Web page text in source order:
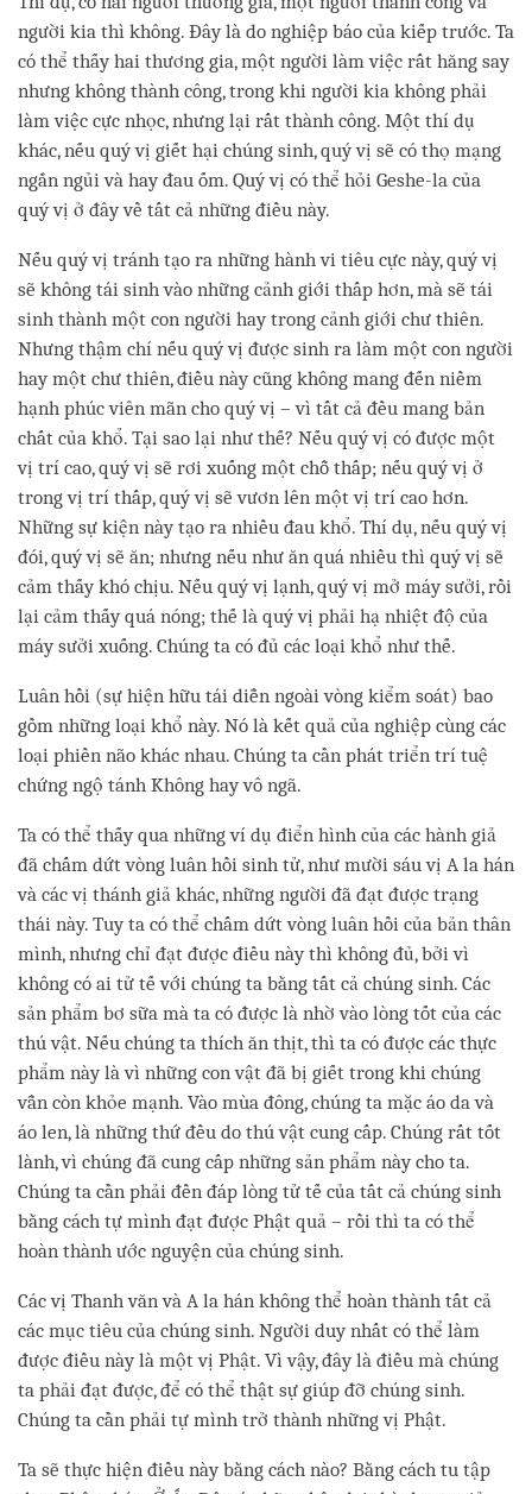
người kia thì không. Đây là do nghiệp báo của kiếp trước. Ta
có thể thấy hai thương gia, một người làm việc rất hăng say
nhưng không thành công, trong khi người kia không phải
làm việc cực nhọc, nhưng lại rất thành công. Một thí dụ
khác, nếu quý vị giết hại chúng sinh, quý vị sẽ có thọ mạng
ngắn ngủi và hay đau ốm. Quý vị có thể hỏi Geshe-la của
quý vị ở đây về tất cả những điều này.
Nếu quý vị tránh tạo ra những hành vi tiêu cực này, quý vị
sẽ không tái sinh vào những cảnh giới thấp hơn, mà sẽ tái
sinh thành một con người hay trong cảnh giới chư thiên.
Nhưng thậm chí nếu quý vị được sinh ra làm một con người
hay một chư thiên, điều này cũng không mang đến niềm
hạnh phúc viên mãn cho quý vị – vì tất cả đều mang bản
chất của khổ. Tại sao lại như thế? Nếu quý vị có được một
vị trí cao, quý vị sẽ rơi xuống một chỗ thấp; nếu quý vị ở
trong vị trí thấp, quý vị sẽ vươn lên một vị trí cao hơn.
Những sự kiện này tạo ra nhiều đau khổ. Thí dụ, nếu quý vị
đói, quý vị sẽ ăn; nhưng nếu như ăn quá nhiều thì quý vị sẽ
cảm thấy khó chịu. Nếu quý vị lạnh, quý vị mở máy sưởi, rồi
lại cảm thấy quá nóng; thế là quý vị phải hạ nhiệt độ của
máy sưởi xuống. Chúng ta có đủ các loại khổ như thế.
Luân hồi (sự hiện hữu tái diễn ngoài vòng kiểm soát) bao
gồm những loại khổ này. Nó là kết quả của nghiệp cùng các
loại phiền não khác nhau. Chúng ta cần phát triển trí tuệ
chứng ngộ tánh Không hay vô ngã.
Ta có thể thấy qua những ví dụ điển hình của các hành giả
đã chấm dứt vòng luân hồi sinh tử, như mười sáu vị A la hán
và các vị thánh giả khác, những người đã đạt được trạng
thái này. Tuy ta có thể chấm dứt vòng luân hồi của bản thân
mình, nhưng chỉ đạt được điều này thì không đủ, bởi vì
không có ai tử tế với chúng ta bằng tất cả chúng sinh. Các
sản phẩm bơ sữa mà ta có được là nhờ vào lòng tốt của các
thú vật. Nếu chúng ta thích ăn thịt, thì ta có được các thực
phẩm này là vì những con vật đã bị giết trong khi chúng
vẫn còn khỏe mạnh. Vào mùa đông, chúng ta mặc áo da và
áo len, là những thứ đều do thú vật cung cấp. Chúng rất tốt
lành, vì chúng đã cung cấp những sản phẩm này cho ta.
Chúng ta cần phải đền đáp lòng tử tế của tất cả chúng sinh
bằng cách tự mình đạt được Phật quả – rồi thì ta có thể
hoàn thành ước nguyện của chúng sinh.
Các vị Thanh văn và A la hán không thể hoàn thành tất cả
các mục tiêu của chúng sinh. Người duy nhất có thể làm
được điều này là một vị Phật. Vì vậy, đây là điều mà chúng
ta phải đạt được, để có thể thật sự giúp đỡ chúng sinh.
Chúng ta cần phải tự mình trở thành những vị Phật.
Ta sẽ thực hiện điều này bằng cách nào? Bằng cách tu tập